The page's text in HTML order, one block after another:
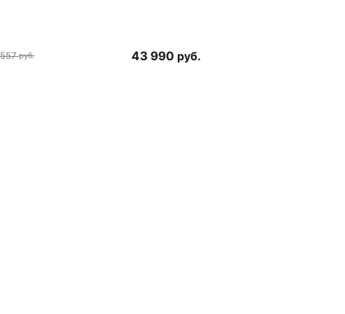
руб. 43 990 руб.